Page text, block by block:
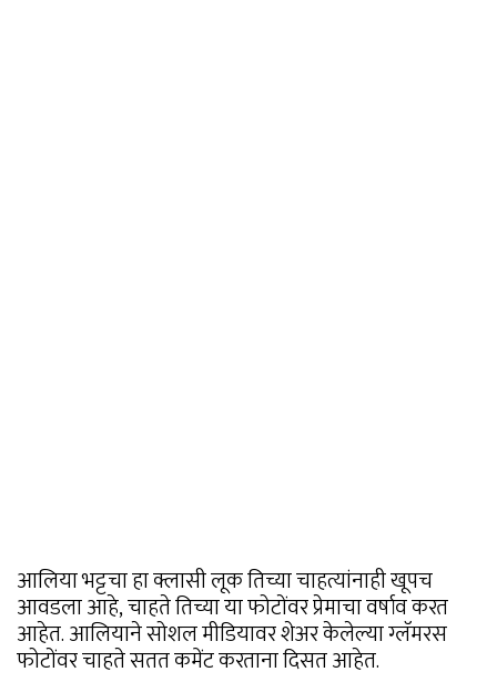
आलिया भट्टचा हा क्लासी लूक तिच्या चाहत्यांनाही खूपच
आवडला आहे, चाहते तिच्या या फोटोंवर प्रेमाचा वर्षाव करत
आहेत. आलियाने सोशल मीडियावर शेअर केलेल्या ग्लॅमरस
फोटोंवर चाहते सतत कमेंट करताना दिसत आहेत.